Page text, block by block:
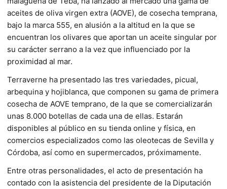
aceites de oliva virgen extra (AOVE), de cosecha temprana,
bajo la marca 555, en alusión a la altitud en la que se
encuentran los olivares que aportan un aceite singular por
su carácter serrano a la vez que influenciado por la
proximidad al mar.
Terraverne ha presentado las tres variedades, picual,
arbequina y hojiblanca, que componen su gama de primera
cosecha de AOVE temprano, de la que se comercializarán
unas 8.000 botellas de cada una de ellas. Estarán
disponibles al público en su tienda online y física, en
comercios especializados como las oleotecas de Sevilla y
Córdoba, así como en supermercados, próximamente.
Entre otras personalidades, el acto de presentación ha
contado con la asistencia del presidente de la Diputación